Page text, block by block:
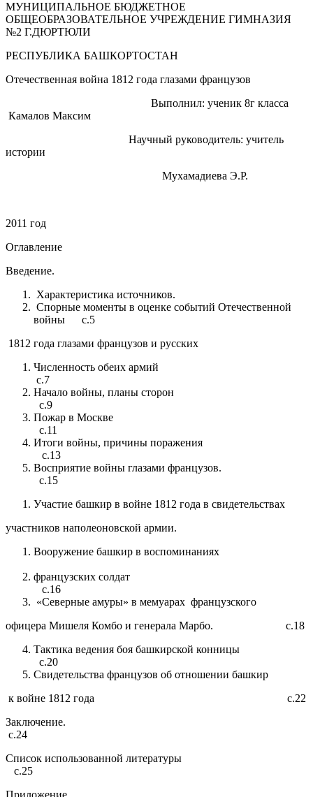
МУНИЦИПАЛЬНОЕ БЮДЖЕТНОЕ
ОБЩЕОБРАЗОВАТЕЛЬНОЕ УЧРЕЖДЕНИЕ ГИМНАЗИЯ
№2 Г.ДЮРТЮЛИ
РЕСПУБЛИКА БАШКОРТОСТАН
Отечественная война 1812 года глазами французов
Выполнил: ученик 8г класса
Камалов Максим
Научный руководитель: учитель
истории
Мухамадиева Э.Р.
2011 год
Оглавление
Введение.
Характеристика источников.
Спорные моменты в оценке событий Отечественной
войны с.5
1812 года глазами французов и русских
Численность обеих армий
с.7
Начало войны, планы сторон
с.9
Пожар в Москве
с.11
Итоги войны, причины поражения
с.13
Восприятие войны глазами французов.
с.15
Участие башкир в войне 1812 года в свидетельствах
участников наполеоновской армии.
Вооружение башкир в воспоминаниях
французских солдат
с.16
«Северные амуры» в мемуарах французского
офицера Мишеля Комбо и генерала Марбо. с.18
Тактика ведения боя башкирской конницы
с.20
Свидетельства французов об отношении башкир
к войне 1812 года с.22
Заключение.
с.24
Список использованной литературы
с.25